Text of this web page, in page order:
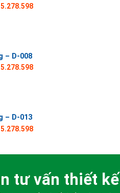
– D-008
– D-013
tư vấn thiết